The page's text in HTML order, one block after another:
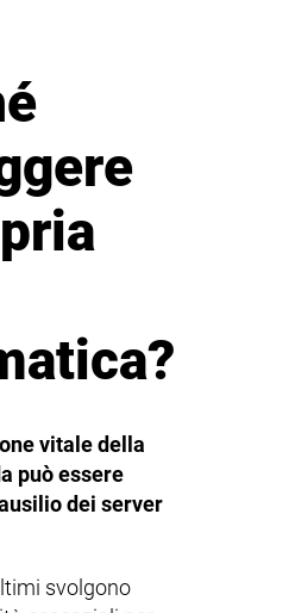
vitale della
può essere
dei server
svolgono